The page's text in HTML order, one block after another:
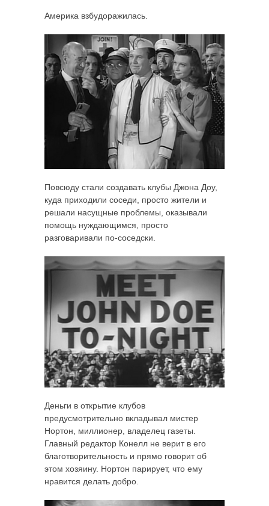
Америка взбудоражилась.
Повсюду стали создавать клубы Джона Доу,
куда приходили соседи, просто жители и
решали насущные проблемы, оказывали
помощь нуждающимся, просто
разговаривали по-соседски.
Деньги в открытие клубов
предусмотрительно вкладывал мистер
Нортон, миллионер, владелец газеты.
Главный редактор Конелл не верит в его
благотворительность и прямо говорит об
этом хозяину. Нортон парирует, что ему
нравится делать добро.